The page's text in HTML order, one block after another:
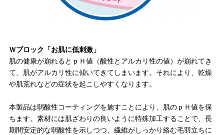
Ｗブロック「お肌に低刺激」
肌の健康が崩れるとｐＨ値（酸性とアルカリ性の値）が崩れてき
て、肌がアルカリ性に傾いてきてしまいます。それにより、乾燥
や肌荒れなどの症状を起こしやすくなります。
本製品は弱酸性コーティングを施すことにより、肌のｐＨ値を保
ちます。素材には肌ざわりの良いように特殊加工することで、長
期間安定的な弱酸性を示しつつ、繊維がしっかり絡む毛羽立ちに